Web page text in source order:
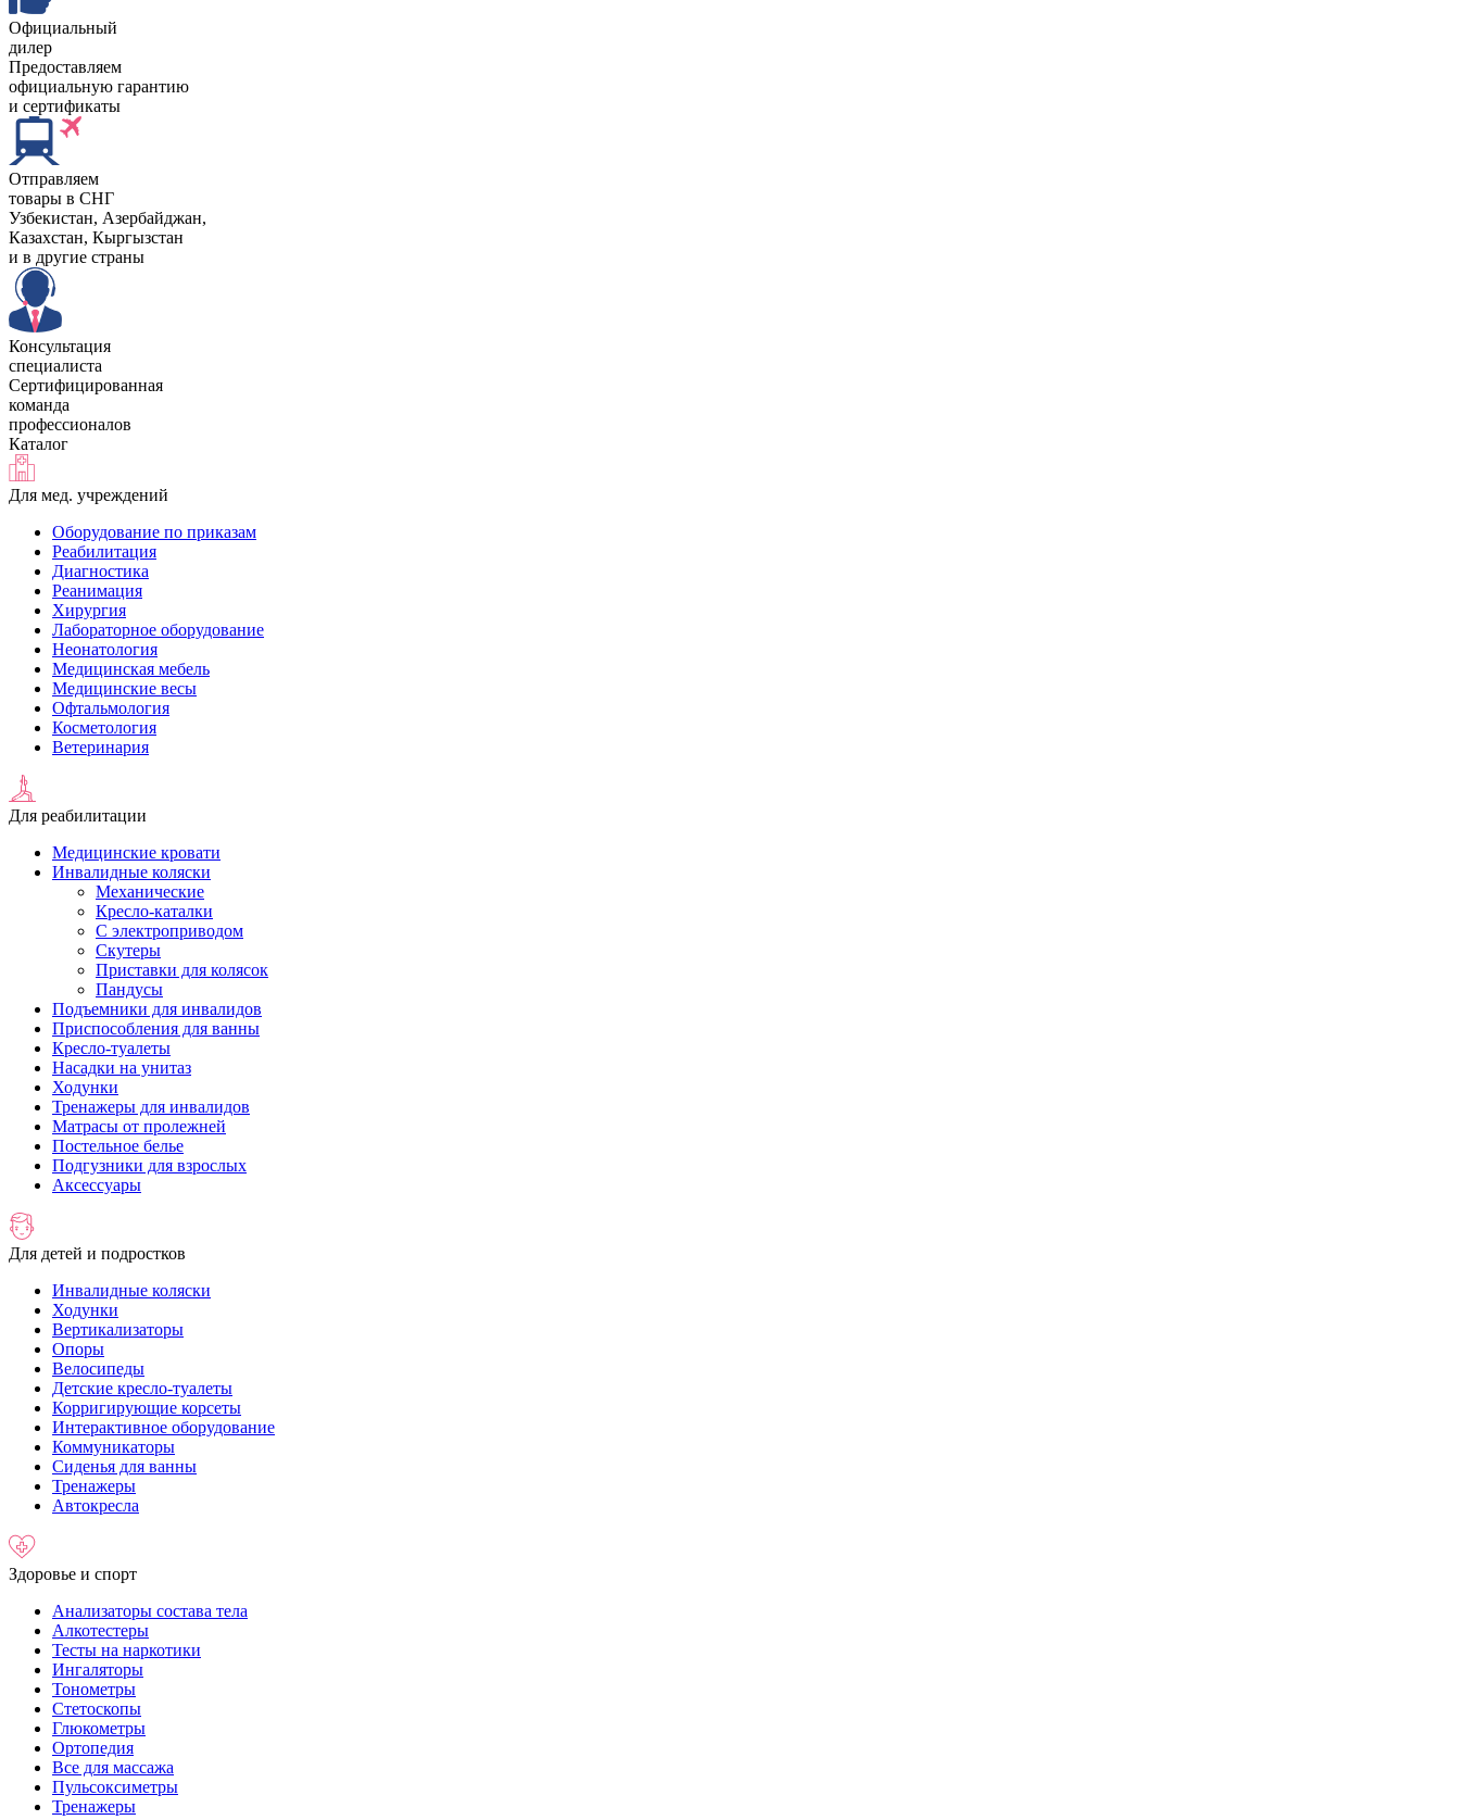
Официальный
дилер
Предоставляем
официальную гарантию
и сертификаты
Отправляем
товары в СНГ
Узбекистан, Aзербайджан,
Казахстан, Кыргызстан
и в другие страны
Консультация
специалиста
Сертифицированная
команда
профессионалов
Каталог
Для мед. учреждений
Оборудование по приказам
Реабилитация
Диагностика
Реанимация
Хирургия
Лабораторное оборудование
Неонатология
Медицинская мебель
Медицинские весы
Офтальмология
Косметология
Ветеринария
Для реабилитации
Медицинские кровати
Инвалидные коляски
Механические
Кресло-каталки
С электроприводом
Скутеры
Приставки для колясок
Пандусы
Подъемники для инвалидов
Приспособления для ванны
Кресло-туалеты
Насадки на унитаз
Ходунки
Тренажеры для инвалидов
Матрасы от пролежней
Постельное белье
Подгузники для взрослых
Аксессуары
Для детей и подростков
Инвалидные коляски
Ходунки
Вертикализаторы
Опоры
Велосипеды
Детские кресло-туалеты
Корригирующие корсеты
Интерактивное оборудование
Коммуникаторы
Сиденья для ванны
Тренажеры
Автокресла
Здоровье и спорт
Анализаторы состава тела
Алкотестеры
Тесты на наркотики
Ингаляторы
Тонометры
Стетоскопы
Глюкометры
Ортопедия
Все для массажа
Пульсоксиметры
Тренажеры